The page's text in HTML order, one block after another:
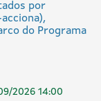
por
do Programa
2026 14:00